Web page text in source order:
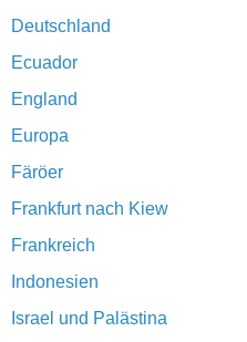
Deutschland
Ecuador
England
Europa
Färöer
Frankfurt nach Kiew
Frankreich
Indonesien
Israel und Palästina